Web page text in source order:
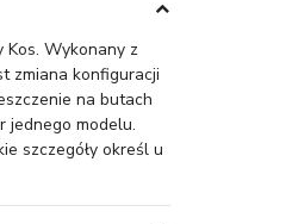
Wykonany z
zmiana konfiguracji
na butach
jednego modelu.
szczegóły określ u